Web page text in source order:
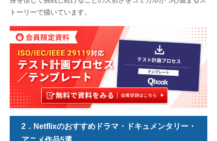
トーリーで描いています。
2．Netflixのおすすめドラマ・ドキュメンタリー・